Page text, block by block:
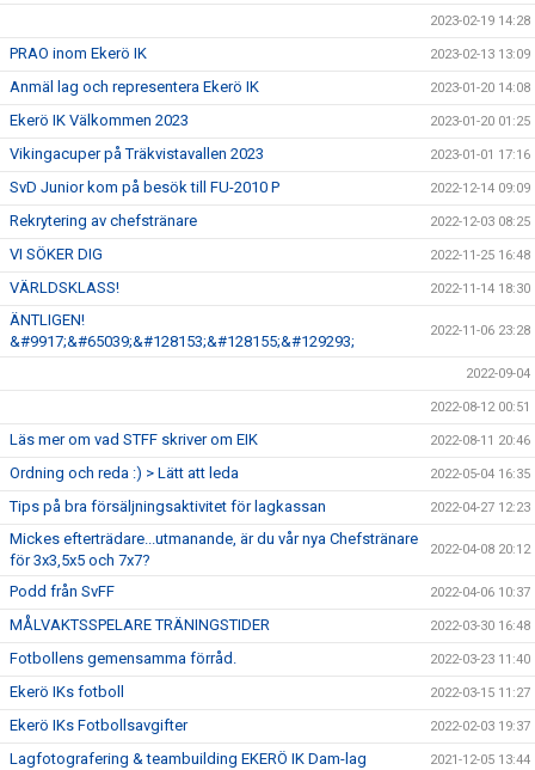
2023-02-19 14:28
PRAO inom Ekerö IK 2023-02-13 13:09
Anmäl lag och representera Ekerö IK 2023-01-20 14:08
Ekerö IK Välkommen 2023 2023-01-20 01:25
Vikingacuper på Träkvistavallen 2023 2023-01-01 17:16
SvD Junior kom på besök till FU-2010 P 2022-12-14 09:09
Rekrytering av chefstränare 2022-12-03 08:25
VI SÖKER DIG 2022-11-25 16:48
VÄRLDSKLASS! 2022-11-14 18:30
ÄNTLIGEN!
&#9917;&#65039;&#128153;&#128155;&#129293;
2022-11-06 23:28
2022-09-04
2022-08-12 00:51
Läs mer om vad STFF skriver om EIK 2022-08-11 20:46
Ordning och reda :) > Lätt att leda 2022-05-04 16:35
Tips på bra försäljningsaktivitet för lagkassan 2022-04-27 12:23
Mickes efterträdare...utmanande, är du vår nya Chefstränare
för 3x3,5x5 och 7x7?
2022-04-08 20:12
Podd från SvFF 2022-04-06 10:37
MÅLVAKTSSPELARE TRÄNINGSTIDER 2022-03-30 16:48
Fotbollens gemensamma förråd. 2022-03-23 11:40
Ekerö IKs fotboll 2022-03-15 11:27
Ekerö IKs Fotbollsavgifter 2022-02-03 19:37
Lagfotografering & teambuilding EKERÖ IK Dam-lag 2021-12-05 13:44